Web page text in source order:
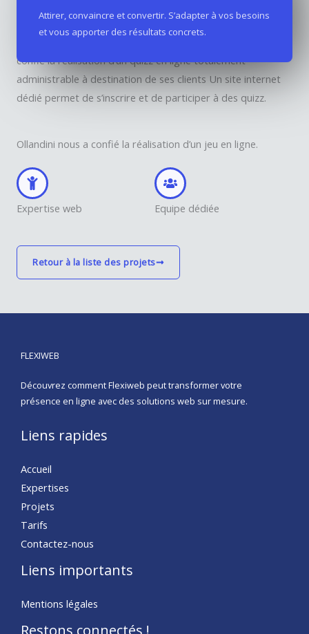
Attirer, convaincre et convertir. S’adapter à vos besoins
et vous apporter des résultats concrets.
Site Internet Corse gratuite
Le groupe Ollandini, n°1 du tourisme en Corse, nous a
confié la réalisation d’un quizz en ligne totalement
administrable à destination de ses clients Un site internet
dédié permet de s’inscrire et de participer à des quizz.
Ollandini nous a confié la réalisation d’un jeu en ligne.
Expertise web Equipe dédiée
Retour à la liste des projets
FLEXIWEB
Découvrez comment Flexiweb peut transformer votre
présence en ligne avec des solutions web sur mesure.
Liens rapides
Accueil
Expertises
Projets
Tarifs
Contactez-nous
Liens importants
Mentions légales
Restons connectés !